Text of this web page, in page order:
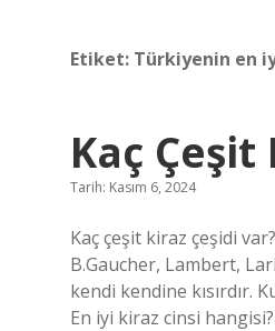
Etiket: Türkiyenin en
Kaç Çeşit
Tarih: Kasım 6, 2024
Kaç çeşit kiraz çeşidi
B.Gaucher, Lambert,
kendi kendine kısırdır.
En iyi kiraz cinsi